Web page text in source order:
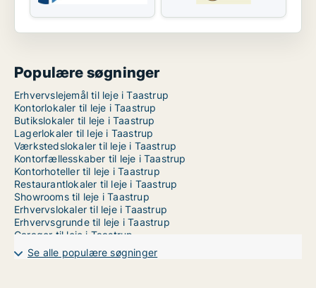
Populære søgninger
Erhvervslejemål til leje i Taastrup
Kontorlokaler til leje i Taastrup
Butikslokaler til leje i Taastrup
Lagerlokaler til leje i Taastrup
Værkstedslokaler til leje i Taastrup
Kontorfællesskaber til leje i Taastrup
Kontorhoteller til leje i Taastrup
Restaurantlokaler til leje i Taastrup
Showrooms til leje i Taastrup
Erhvervslokaler til leje i Taastrup
Erhvervsgrunde til leje i Taastrup
Garager til leje i Taastrup
Kliniklokaler til leje i København
Se alle populære søgninger